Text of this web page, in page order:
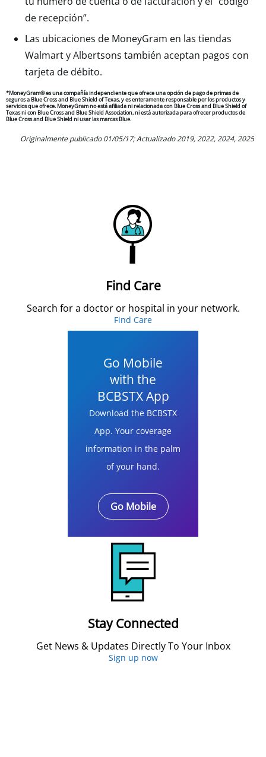
de recepción”.
Las ubicaciones de MoneyGram en las tiendas
Walmart y Albertsons también aceptan pagos con
tarjeta de débito.
*MoneyGram® es una compañía independiente que ofrece una opción de pago de primas de
seguros a Blue Cross and Blue Shield of Texas, y es enteramente responsable por los productos y
servicios que ofrece. MoneyGram no está afiliada ni relacionada con Blue Cross and Blue Shield of
Texas ni con Blue Cross and Blue Shield Association, ni está autorizada para ofrecer productos de
Blue Cross and Blue Shield ni usar las marcas Blue.
Originalmente publicado 01/05/17; Actualizado 2019, 2022, 2024, 2025
Find Care
Search for a doctor or hospital in your network.
Find Care
Go Mobile
with the
BCBSTX App
Download the BCBSTX
App. Your coverage
information in the palm
of your hand.
Go Mobile
Stay Connected
Get News & Updates Directly To Your Inbox
Sign up now